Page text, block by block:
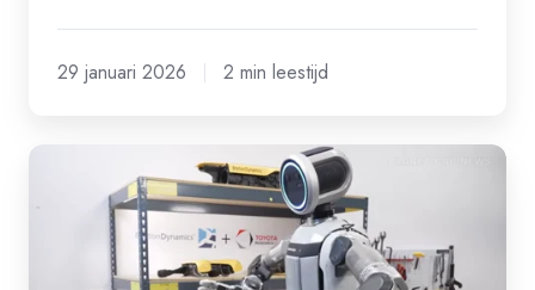
29 januari 2026 2 min leestijd
Automatisering
stroomversnelling: